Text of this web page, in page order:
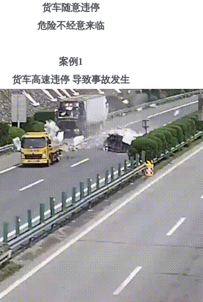
货车随意违停
危险不经意来临
案例1
货车高速违停 导致事故发生